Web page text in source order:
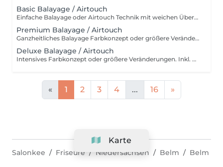
Basic Balayage / Airtouch
Einfache Balayage oder Airtouch Technik mit weichen Übergängen für langanhaltendem Tragekomfort. Inkl. Beratung, Haarpflege, Handmassage und Kopfmassage. Für wen ist das Basic Balayage-Paket geeignet? Dieses Paket richtet sich an Kundinnen, die bereits eine Balayage oder Airtouch-Behandlung hatten und sich eine dezente Auffrischung wünschen. Es ist ideal, wenn die bestehende Farbtechnik noch gut erhalten ist und lediglich sanft nachgearbeitet werden soll, ohne eine komplette Neugestaltung. Ebenso eignet sich Basic Paket für alle, die gezielte, leichte Aufhellungen bevorzugen – zum Beispiel am Oberkopf, im Konturbereich oder als Face Frame. Perfekt für einen frischen, natürlichen Look mit minimalem Aufwand und ohne den gesamten Kopf zu behandeln.
Premium Balayage / Airtouch
Ganzheitliches Balayage Farbkonzept oder größere Veränderungen. Inkl. Beratung, Haarpflege, Handmassage und Kopfmassage. Für wen ist das Premium Balayage-Paket geeignet? Dieses Paket ist ideal für Kundinnen, die sich eine deutlichere Auffrischung oder Veränderung wünschen, ohne eine komplette Neugestaltung vorzunehmen. Es eignet sich besonders, wenn die bestehende Balayage herausgewachsen ist und mehr Helligkeit sowie eine gleichmäßigere Farbverteilung gewünscht wird. Perfekt für alle, die mehr als nur eine leichte Nacharbeit möchten – zum Beispiel zusätzliche Strähnen im Längen- und Spitzenbereich, eine intensivere Aufhellung oder ein insgesamt frischer, lebendiger Look. Das Premium Paket bildet die optimale Balance zwischen natürlicher Auffrischung und sichtbarer Veränderung.
Deluxe Balayage / Airtouch
Intensives Farbkonzept oder größere Veränderungen. Inkl. Beratung, Haarpflege, Handmassage und Kopfmassage. Für wen ist das Deluxe Balayage-Paket geeignet? Das Deluxe Balayage ist die richtige Wahl, wenn der gesamte Kopf umfassend bearbeitet wird – für ein neues, harmonisches Gesamtbild mit maximaler Leuchtkraft und Dimension. Perfekt für alle, die bereit sind für einen intensiven, hochwertigen Farbservice mit einem deutlich sichtbaren Ergebnis.
« 1 2 3 4 ... 16 »
Karte
Salonkee Friseure Niedersachsen Belm Belm